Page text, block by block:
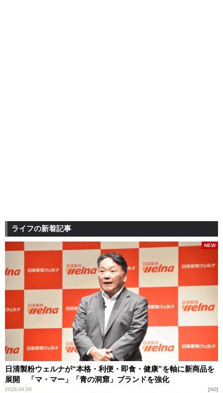
ライフの新着記事
日清製粉ウェルナが“本格・利便・即食・健康”を軸に新商品を
展開 「マ・マー」「青の洞窟」ブランドを強化
2026.08.06
NEW
AD